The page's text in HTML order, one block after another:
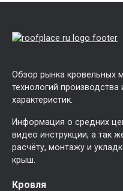
Обзор рынка кровельных
технологий производства
характеристик.
Информация о средних
видео инструкции, а так
расчёту, монтажу и
крыш.
Кровля